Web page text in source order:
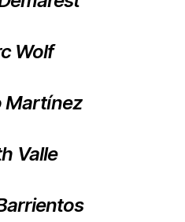
Wolf
Martínez
Valle